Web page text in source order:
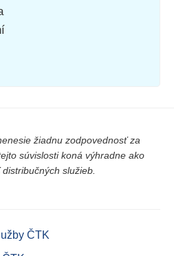
žiadnu zodpovednosť za
súvislosti koná výhradne ako
služieb.
ČTK